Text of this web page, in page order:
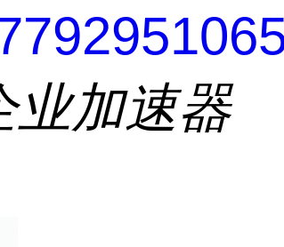
业加速器